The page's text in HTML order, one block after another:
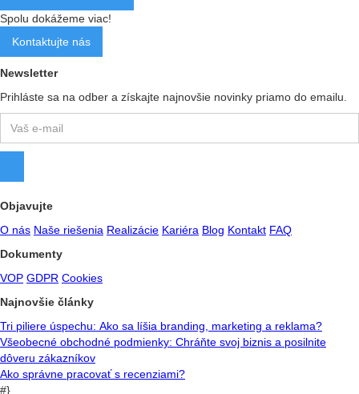
Spolu dokážeme viac!
Kontaktujte nás
Newsletter
Prihláste sa na odber a získajte najnovšie novinky priamo do emailu.
Objavujte
O nás Naše riešenia Realizácie Kariéra Blog Kontakt FAQ
Dokumenty
VOP GDPR Cookies
Najnovšie články
Tri piliere úspechu: Ako sa líšia branding, marketing a reklama?
Všeobecné obchodné podmienky: Chráňte svoj biznis a posilnite
dôveru zákazníkov
Ako správne pracovať s recenziami?
#}